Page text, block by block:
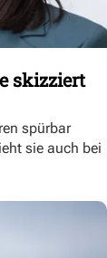
skizziert
spürbar
sie auch bei